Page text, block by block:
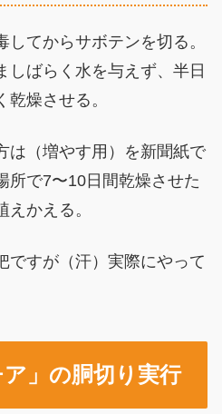
てからサボテンを切る。
しばらく水を与えず、半日
燥させる。
は（増やす用）を新聞紙で
所で7〜10日間乾燥させた
かえる。
ですが（汗）実際にやって
」の胴切り実行